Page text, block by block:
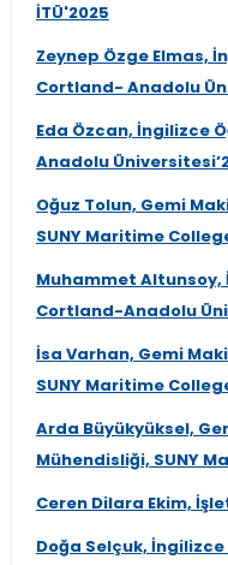
İTÜ'2025
Zeynep Özge Elmas,
Cortland- Anadolu
Eda Özcan, İngilizce
Anadolu
Oğuz Tolun, Gemi
SUNY Maritime
Muhammet Altunsoy,
Cortland-Anadolu
İsa Varhan, Gemi
SUNY Maritime
Arda Büyükyüksel,
Mühendisliği, SUNY
Ceren Dilara Ekim,
Doğa Selçuk,